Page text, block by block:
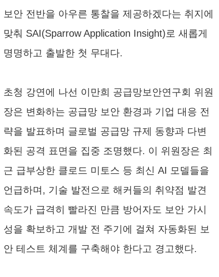
보안 전반을 아우른 통찰을 제공하겠다는 취지에
맞춰 SAI(Sparrow Application Insight)로 새롭게
명명하고 출발한 첫 무대다.
초청 강연에 나선 이만희 공급망보안연구회 위원
장은 변화하는 공급망 보안 환경과 기업 대응 전
략을 발표하며 글로벌 공급망 규제 동향과 다변
화된 공격 표면을 집중 조명했다. 이 위원장은 최
근 급부상한 클로드 미토스 등 최신 AI 모델들을
언급하며, 기술 발전으로 해커들의 취약점 발견
속도가 급격히 빨라진 만큼 방어자도 보안 가시
성을 확보하고 개발 전 주기에 걸쳐 자동화된 보
안 테스트 체계를 구축해야 한다고 경고했다.